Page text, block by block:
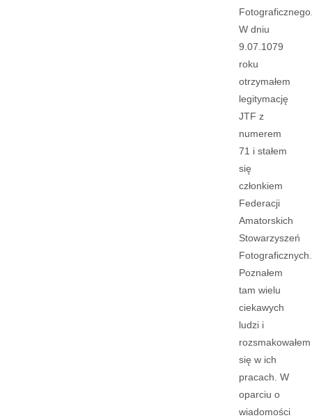
W dniu
9.07.1079
roku
otrzymałem
legitymację
JTF z
numerem
71 i stałem
się
członkiem
Federacji
Amatorskich
Stowarzyszeń
Fotograficznych.
Poznałem
tam wielu
ciekawych
ludzi i
rozsmakowałem
się w ich
pracach. W
oparciu o
wiadomości